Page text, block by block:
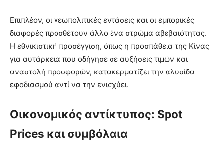
Επιπλέον, οι γεωπολιτικές εντάσεις και οι εμπορικές
διαφορές προσθέτουν άλλο ένα στρώμα αβεβαιότητας.
Η εθνικιστική προσέγγιση, όπως η προσπάθεια της Κίνας
για αυτάρκεια που οδήγησε σε αυξήσεις τιμών και
αναστολή προσφορών, κατακερματίζει την αλυσίδα
εφοδιασμού αντί να την ενισχύει.
Οικονομικός αντίκτυπος: Spot
Prices και συμβόλαια